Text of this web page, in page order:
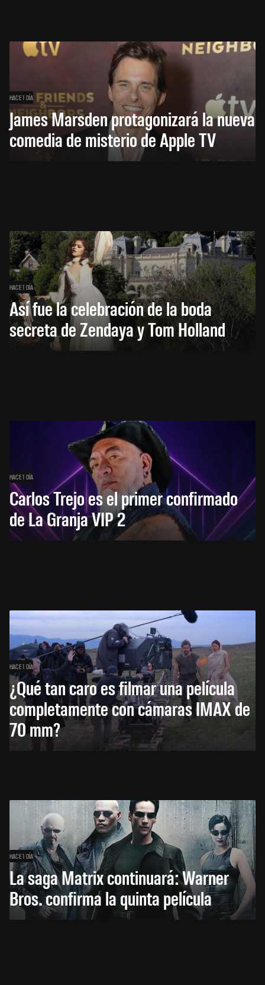
HACE 1 DÍA
James Marsden protagonizará la nueva
comedia de misterio de Apple TV
HACE 1 DÍA
Así fue la celebración de la boda
secreta de Zendaya y Tom Holland
HACE 1 DÍA
Carlos Trejo es el primer confirmado
de La Granja VIP 2
HACE 1 DÍA
¿Qué tan caro es filmar una película
completamente con cámaras IMAX de
70 mm?
HACE 1 DÍA
La saga Matrix continuará: Warner
Bros. confirma la quinta película